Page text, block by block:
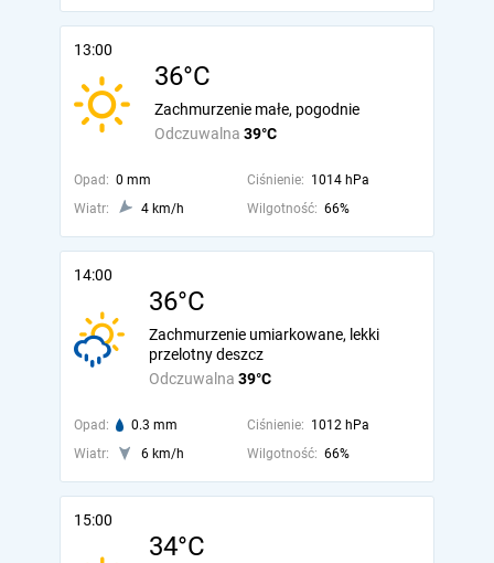
13:00
36°C
Odczuwalna 39°C
Zachmurzenie małe, pogodnie
Opad: 0 mm Ciśnienie: 1014 hPa
Wiatr:
4 km/h Wilgotność: 66%
14:00
36°C
Odczuwalna 39°C
Zachmurzenie umiarkowane, lekki
przelotny deszcz
Opad: 0.3 mm Ciśnienie: 1012 hPa
Wiatr:
6 km/h Wilgotność: 66%
15:00
34°C